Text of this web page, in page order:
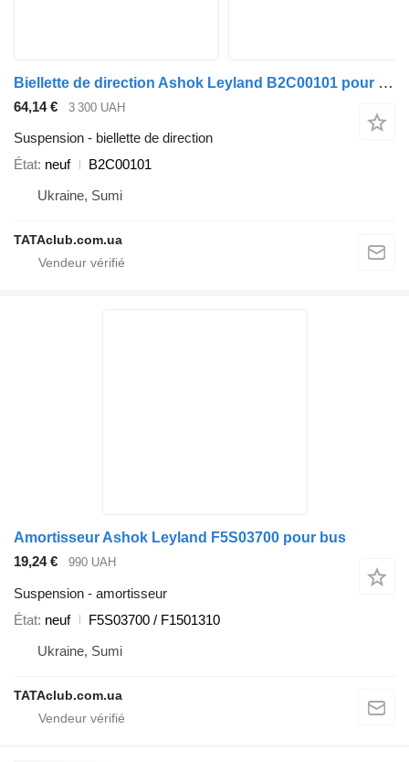
Biellette de direction Ashok Leyland B2C00101 pour bus BAZ
64,14 € 3 300 UAH
Suspension - biellette de direction
État neuf
B2C00101
Ukraine, Sumi
TATAclub.com.ua
Amortisseur Ashok Leyland F5S03700 pour bus
19,24 €
990 UAH
Suspension - amortisseur
État neuf
F5S03700 / F1501310
Ukraine, Sumi
TATAclub.com.ua